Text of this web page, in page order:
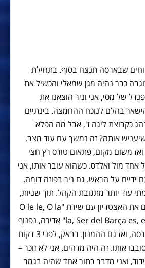
שבארסה תנצח בסוף. בתחילת
כבר נהיה מגן שמאלי והכשיל את
של מסי, אני וניר הוצאנו את
בהלם לנוכח ההחמצה. בינתיים
כקבוצת ליגה ז', אבל מה הפלא
אותה? זה נמשך עם עוד מצב,
משום מקום, פתאום טורס רץ חצי
מול ואלדס. כשהוא עובר אותו, אני
ידיים על הראש. גם ניר בפוזה דומה.
עוד יותר מתגובת הקהל. תוך שניות,
95 אלף איש מרעידים את האצטדיון עם שירת "O le le, O la
la, Ser del Barça es, el millor que hi ha" אדירה, נפנוף
בדגלי קטאלוניה ובארסה, ואז גם ההמנון. רבאק, לפני 3 דקות
אותו. זה היה מדהים. אני לא זוכר –
ואני מדבר בתור אחד שהיה בגמר